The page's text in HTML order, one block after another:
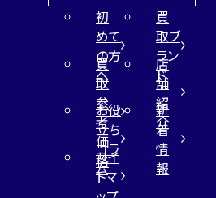
初
めて
の方
へ
買
取ブ
ラン
ド
買
取
参
考
価
格
店
舗
紹
介
お役
立ち
コラ
ム
新
着
情
報
サイ
トマ